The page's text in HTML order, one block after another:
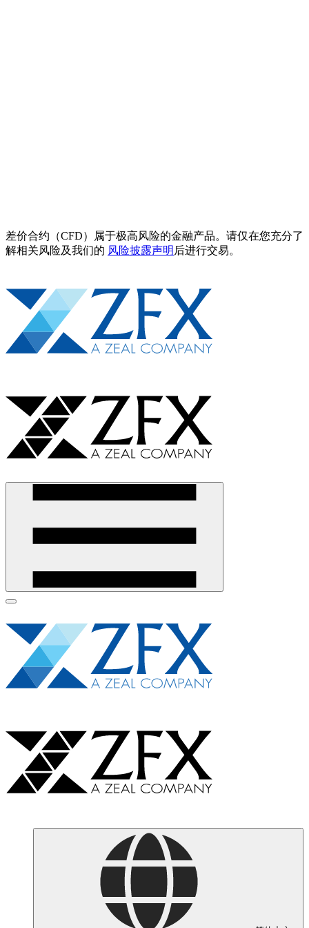
差价合约（CFD）属于极高风险的金融产品。请仅在您充分了
解相关风险及我们的 风险披露声明 后进行交易。